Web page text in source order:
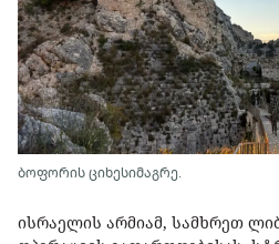
ბოფორის ციხესიმაგრე.
ისრაელის არმიამ, სამხრეთ